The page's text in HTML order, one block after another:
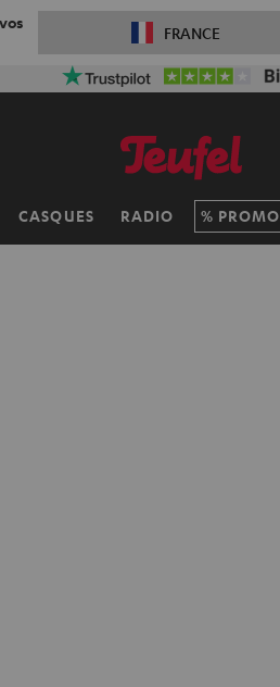
FRANCE
CASQUES RADIO PROMO